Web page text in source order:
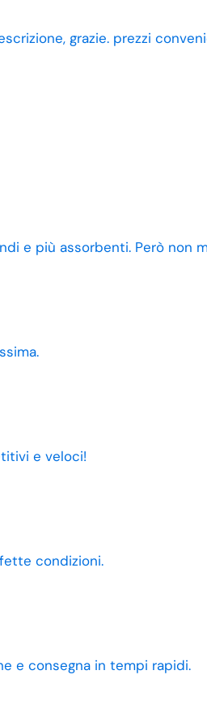
grazie. prezzi
e più assorbenti. Però
e veloci!
condizioni.
e consegna in tempi rapidi.